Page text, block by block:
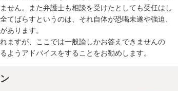
せん。また弁護士も相談を受けたとしても受任はし
てばらすというのは、それ自体が恐喝未遂や強迫、
あります。
ますが、ここでは一般論しかお答えできませんの
ようアドバイスをすることをお勧めします。